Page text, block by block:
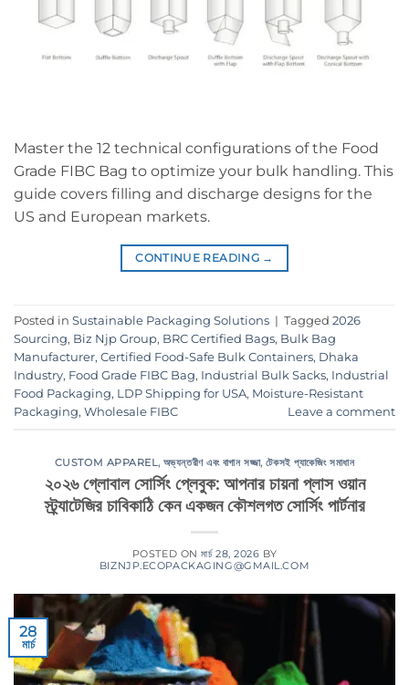
Master the 12 technical configurations of the Food
Grade FIBC Bag to optimize your bulk handling. This
guide covers filling and discharge designs for the
US and European markets.
CONTINUE READING →
Posted in Sustainable Packaging Solutions | Tagged 2026
Sourcing, Biz Njp Group, BRC Certified Bags, Bulk Bag
Manufacturer, Certified Food-Safe Bulk Containers, Dhaka
Industry, Food Grade FIBC Bag, Industrial Bulk Sacks, Industrial
Food Packaging, LDP Shipping for USA, Moisture-Resistant
Packaging, Wholesale FIBC Leave a comment
CUSTOM APPAREL , অভ্যন্তরীণ এবং বাগান সজ্জা,টেকসই প্যাকেজিং সমাধান
২০২৬ গ্লোবাল সোর্সিং প্লেবুক: আপনার চায়না প্লাস ওয়ান
স্ট্র্যাটেজির চাবিকাঠি কেন একজন কৌশলগত সোর্সিং পার্টনার
POSTED ONমার্চ 28, 2026 BY
BIZNJP.ECOPACKAGING@GMAIL.COM
28
মার্চ